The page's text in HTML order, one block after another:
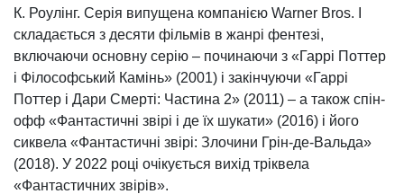
К. Роулінг. Серія випущена компанією Warner Bros. І
складається з десяти фільмів в жанрі фентезі,
включаючи основну серію – починаючи з «Гаррі Поттер
і Філософський Камінь» (2001) і закінчуючи «Гаррі
Поттер і Дари Смерті: Частина 2» (2011) – а також спін-
офф «Фантастичні звірі і де їх шукати» (2016) і його
сиквела «Фантастичні звірі: Злочини Грін-де-Вальда»
(2018). У 2022 році очікується вихід тріквела
«Фантастичних звірів».